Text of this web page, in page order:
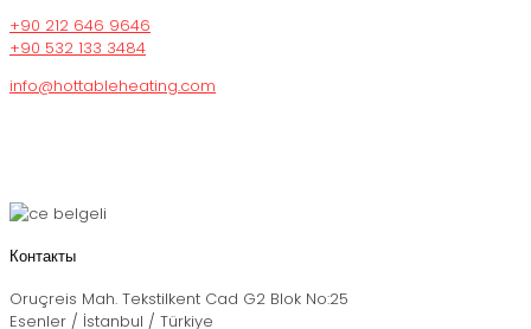
+90 212 646 9646
+90 532 133 3484
info@hottableheating.com
Контакты
Oruçreis Mah. Tekstilkent Cad G2 Blok No:25
Esenler / İstanbul / Türkiye